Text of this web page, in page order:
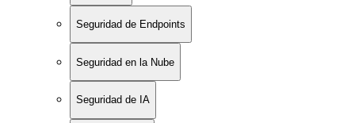
Seguridad de Endpoints
Seguridad en la Nube
Seguridad de IA